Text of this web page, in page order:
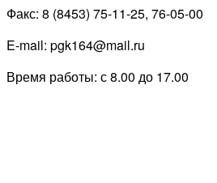
Факс: 8 (8453) 75-11-25, 76-05-00
E-mail: pgk164@mail.ru
Время работы: с 8.00 до 17.00